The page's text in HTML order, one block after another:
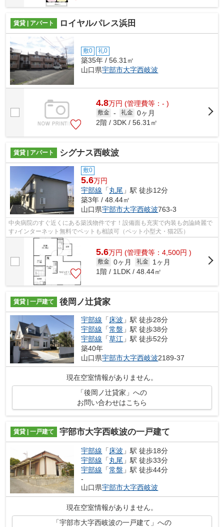
賃貸 | アパート ロイヤルパレス浜田
敷0 礼0
築35年 / 56.31㎡
山口県宇部市大字西岐波
4.8万円 (管理費等：- )
敷金 - 礼金 0ヶ月
2階 / 3DK / 56.31㎡
賃貸 | アパート シグナス西岐波
敷0
5.6万円
宇部線 「丸尾 」駅 徒歩12分
築3年 / 48.44㎡
山口県宇部市大字西岐波763-3
中央病院のすぐ近くにある築浅物件です！設備面も充実で内装も勿論綺麗で
す♪インターネット無料でペットも相談可（ペット小型犬・猫2匹）
5.6万円 (管理費等：4,500円 )
敷金 0ヶ月 礼金
1ヶ月
1階 / 1LDK / 48.44㎡
賃貸 | 一戸建て 後岡ノ辻貸家
宇部線 「床波 」駅 徒歩28分
宇部線 「常盤 」駅 徒歩38分
宇部線 「草江 」駅 徒歩52分
築40年
山口県宇部市大字西岐波2189-37
現在空室情報がありません。
「後岡ノ辻貸家」への
お問い合わせはこちら
賃貸 | 一戸建て 宇部市大字西岐波の一戸建て
宇部線 「 床波 」駅 徒歩18分
宇部線 「丸尾 」駅 徒歩33分
宇部線 「常盤 」駅 徒歩44分
-
山口県宇部市大字西岐波
現在空室情報がありません。
「宇部市大字西岐波の一戸建て」への